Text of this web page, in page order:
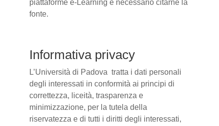
piattaforme e-Learning è necessario citarne la
fonte.
Informativa privacy
L’Università di Padova tratta i dati personali
degli interessati in conformità ai principi di
correttezza, liceità, trasparenza e
minimizzazione, per la tutela della
riservatezza e di tutti i diritti degli interessati,